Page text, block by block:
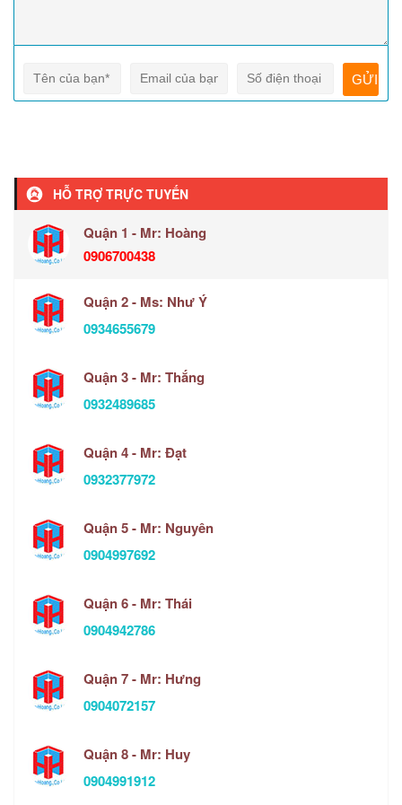
HỖ TRỢ TRỰC TUYẾN
Quận 1 - Mr: Hoàng
0906700438
Quận 2 - Ms: Như Ý
0934655679
Quận 3 - Mr: Thắng
0932489685
Quận 4 - Mr: Đạt
0932377972
Quận 5 - Mr: Nguyên
0904997692
Quận 6 - Mr: Thái
0904942786
Quận 7 - Mr: Hưng
0904072157
Quận 8 - Mr: Huy
0904991912